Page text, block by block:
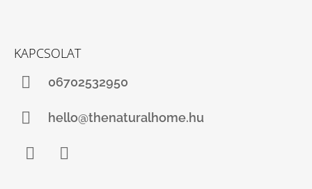
KAPCSOLAT
06702532950
hello@thenaturalhome.hu